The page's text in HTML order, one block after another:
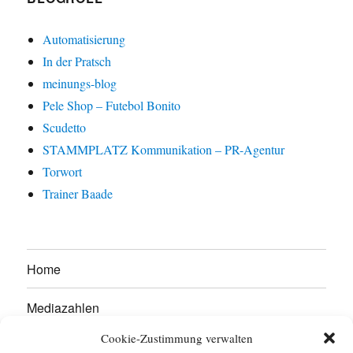
Cookie-Zustimmung verwalten
Automatisierung
In der Pratsch
meinungs-blog
Pele Shop – Futebol Bonito
Scudetto
STAMMPLATZ Kommunikation – PR-Agentur
Torwort
Trainer Baade
Home
Mediazahlen
Werben Sie hier!